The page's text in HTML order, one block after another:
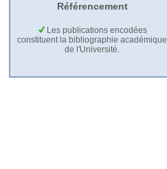
Référencement
Les publications encodées
constituent la bibliographie académique
de l'Université.